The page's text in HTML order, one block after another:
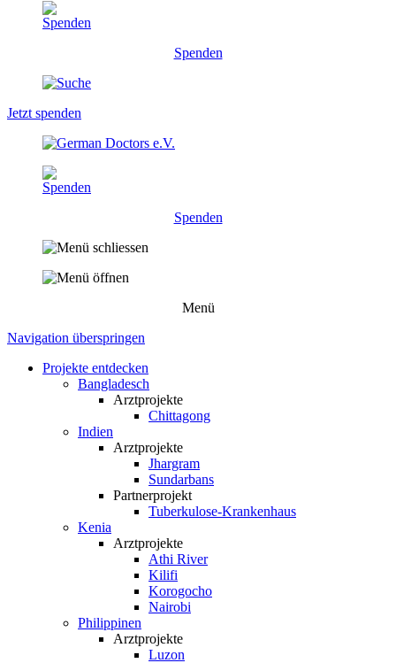
Spenden
Jetzt spenden
Spenden
Menü
Navigation überspringen
Projekte entdecken
Bangladesch
Arztprojekte
Chittagong
Indien
Arztprojekte
Jhargram
Sundarbans
Partnerprojekt
Tuberkulose-Krankenhaus
Kenia
Arztprojekte
Athi River
Kilifi
Korogocho
Nairobi
Philippinen
Arztprojekte
Luzon